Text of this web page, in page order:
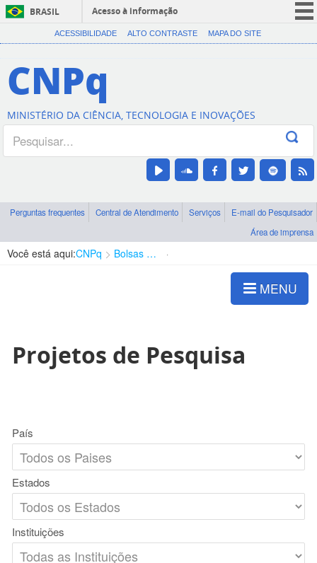
BRASIL
Acesso à informação
CORONAVÍRUS (COVID-19)
Canais
ACESSIBILIDADE ALTO CONTRASTE MAPA DO SITE
CNPq
MINISTÉRIO DA CIÊNCIA, TECNOLOGIA E INOVAÇÕES
Perguntas frequentes Central de Atendimento Serviços
E-mail do Pesquisador
Área de imprensa
Você está aqui:CNPq Bolsas e Auxílios Vigentes
MENU
Projetos de Pesquisa
País
Estados
Instituições